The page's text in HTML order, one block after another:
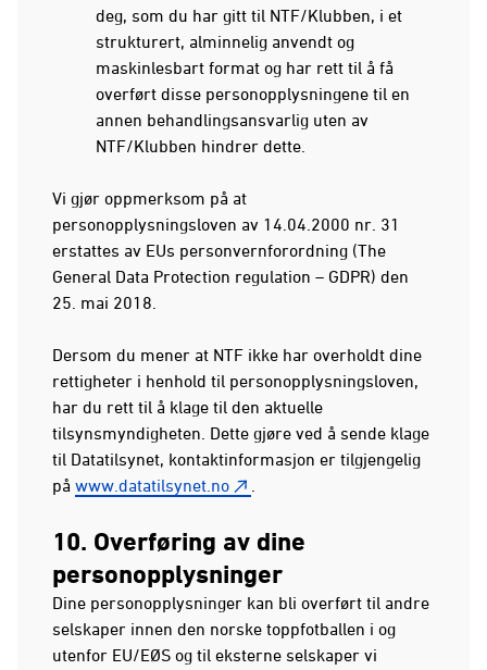
deg, som du har gitt til NTF/Klubben, i et
strukturert, alminnelig anvendt og
maskinlesbart format og har rett til å få
overført disse personopplysningene til en
annen behandlingsansvarlig uten av
NTF/Klubben hindrer dette.
Vi gjør oppmerksom på at
personopplysningsloven av 14.04.2000 nr. 31
erstattes av EUs personvernforordning (The
General Data Protection regulation – GDPR) den
25. mai 2018.
Dersom du mener at NTF ikke har overholdt dine
rettigheter i henhold til personopplysningsloven,
har du rett til å klage til den aktuelle
tilsynsmyndigheten. Dette gjøre ved å sende klage
til Datatilsynet, kontaktinformasjon er tilgjengelig
på www.datatilsynet.no
10. Overføring av dine
personopplysninger
Dine personopplysninger kan bli overført til andre
selskaper innen den norske toppfotballen i og
utenfor EU/EØS og til eksterne selskaper vi